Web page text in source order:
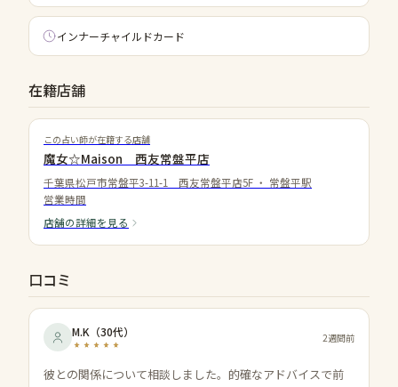
インナーチャイルドカード
在籍店舗
この占い師が在籍する店舗
魔女☆Maison 西友常盤平店
千葉県松戸市常盤平3-11-1 西友常盤平店5F ・ 常盤平駅
営業時間
店舗の詳細を見る
口コミ
M.K （30代） 2週間前
彼との関係について相談しました。的確なアドバイスで前